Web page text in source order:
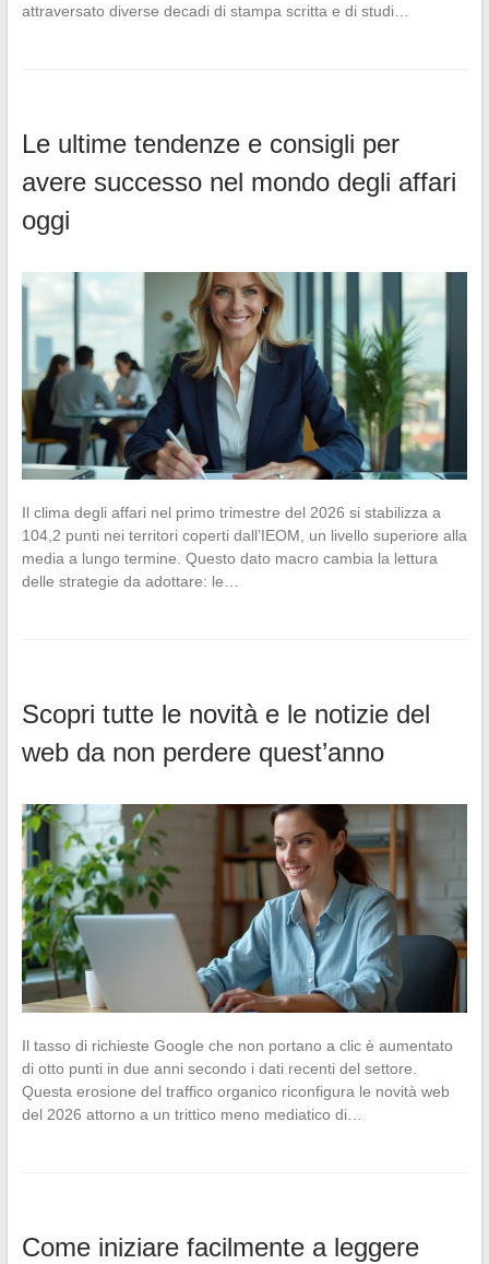
attraversato diverse decadi di stampa scritta e di studi…
Le ultime tendenze e consigli per
avere successo nel mondo degli affari
oggi
Il clima degli affari nel primo trimestre del 2026 si stabilizza a
104,2 punti nei territori coperti dall’IEOM, un livello superiore alla
media a lungo termine. Questo dato macro cambia la lettura
delle strategie da adottare: le…
Scopri tutte le novità e le notizie del
web da non perdere quest’anno
Il tasso di richieste Google che non portano a clic è aumentato
di otto punti in due anni secondo i dati recenti del settore.
Questa erosione del traffico organico riconfigura le novità web
del 2026 attorno a un trittico meno mediatico di…
Come iniziare facilmente a leggere